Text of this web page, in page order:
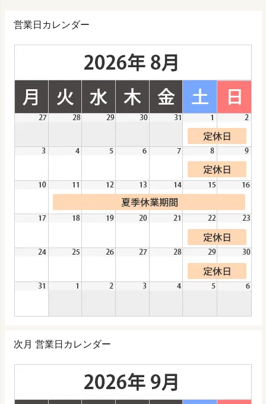
営業日カレンダー
次月 営業日カレンダー